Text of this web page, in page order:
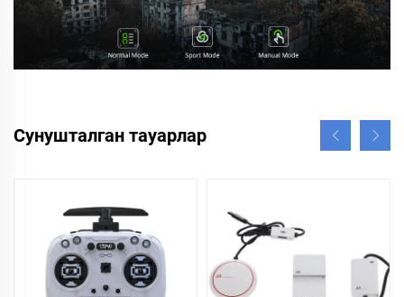
Сунушталган тауарлар